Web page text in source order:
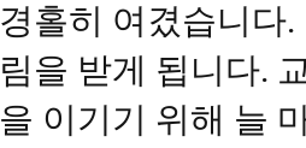
경홀히 여겼습니다
림을 받게 됩니다.
을 이기기 위해 늘